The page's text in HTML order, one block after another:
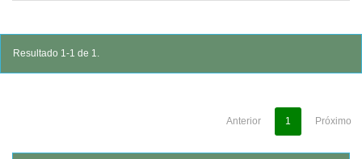
Resultado 1-1 de 1.
Anterior 1 Próximo